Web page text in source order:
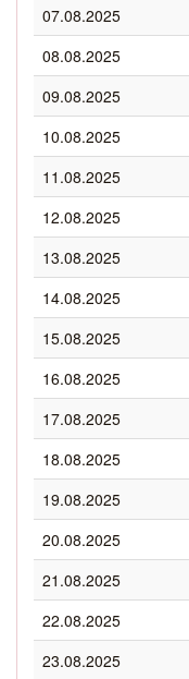
07.08.2025
08.08.2025
09.08.2025
10.08.2025
11.08.2025
12.08.2025
13.08.2025
14.08.2025
15.08.2025
16.08.2025
17.08.2025
18.08.2025
19.08.2025
20.08.2025
21.08.2025
22.08.2025
23.08.2025